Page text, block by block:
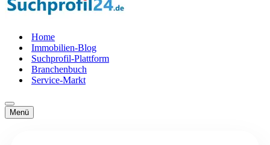
Home
Immobilien-Blog
Suchprofil-Plattform
Branchenbuch
Service-Markt
Navigationsmenü
Menü
Navigationsmenü